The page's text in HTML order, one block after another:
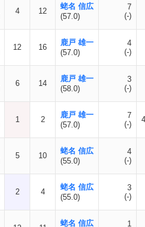
4 12
蛯名 信広
(57.0)
7
(-)
12 16
鹿戸 雄一
(57.0)
4
(-)
6 14
鹿戸 雄一
(58.0)
3
(-)
1 2
鹿戸 雄一
(57.0)
7
(-)
5 10
蛯名 信広
(55.0)
4
(-)
2 4
蛯名 信広
(55.0)
3
(-)
蛯名 信広
1